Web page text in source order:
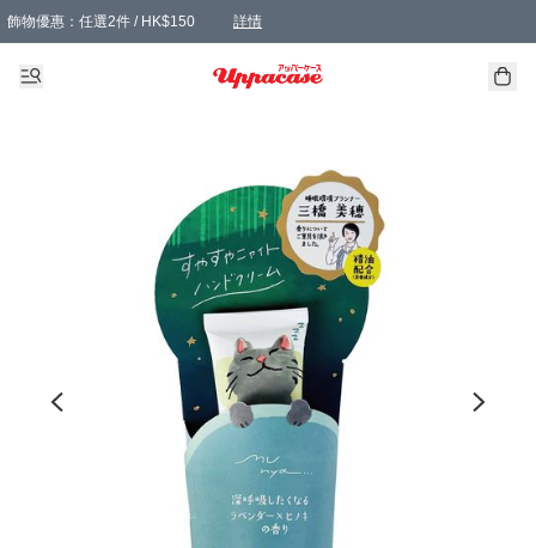
飾物優惠：任選2件 / HK$150 詳情
髮飾優惠：任選2件 / HK$100 詳情
精選襪子優惠：任選3對 / HK$115 詳情
滿額免運：本地訂單滿港幣350元可享免運費優惠